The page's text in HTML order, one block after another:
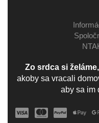
Zo srdca si
akoby sa vracali
aby sa im